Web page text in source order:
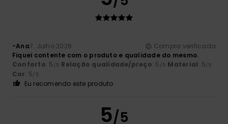
-Ana7. Julho 2026
Compra verificada
Fiquei contente com o produto e qualidade do mesmo.
Conforto: 5 /5 Relação qualidade/preço: 5 /5 Material: 5/5
Cor: 5/5
Eu recomendo este produto
5/5